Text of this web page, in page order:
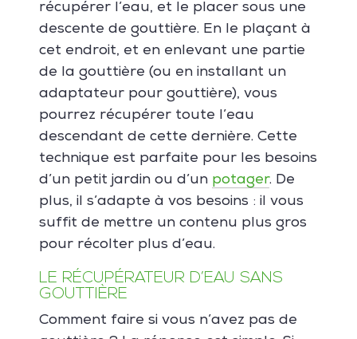
récupérer l’eau, et le placer sous une
descente de gouttière. En le plaçant à
cet endroit, et en enlevant une partie
de la gouttière (ou en installant un
adaptateur pour gouttière), vous
pourrez récupérer toute l’eau
descendant de cette dernière. Cette
technique est parfaite pour les besoins
d’un petit jardin ou d’un potager. De
plus, il s’adapte à vos besoins : il vous
suffit de mettre un contenu plus gros
pour récolter plus d’eau.
LE RÉCUPÉRATEUR D’EAU SANS
GOUTTIÈRE
Comment faire si vous n’avez pas de